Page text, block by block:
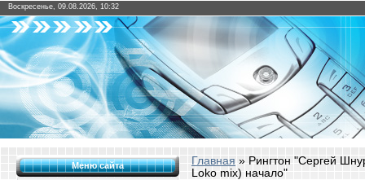
Воскресенье, 09.08.2026, 10:32
Меню сайта Главная » Рингтон "Сергей
Loko mix) начало"